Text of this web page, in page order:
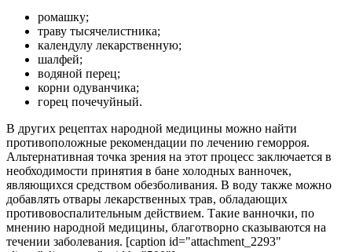
ромашку;
траву тысячелистника;
календулу лекарственную;
шалфей;
водяной перец;
корни одуванчика;
горец почечуйный.
В других рецептах народной медицины можно найти
противоположные рекомендации по лечению геморроя.
Альтернативная точка зрения на этот процесс заключается в
необходимости принятия в бане холодных ванночек,
являющихся средством обезболивания. В воду также можно
добавлять отвары лекарственных трав, обладающих
противовоспалительным действием. Такие ванночки, по
мнению народной медицины, благотворно сказываются на
течении заболевания. [caption id="attachment_2293"